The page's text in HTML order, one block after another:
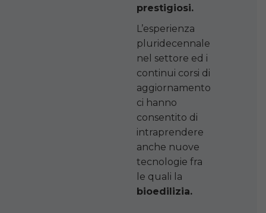
prestigiosi.
L’esperienza
pluridecennale
nel settore ed i
continui corsi di
aggiornamento
ci hanno
consentito di
intraprendere
anche nuove
tecnologie fra
le quali la
bioedilizia.